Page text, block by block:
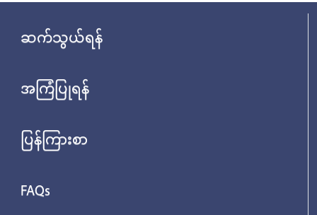
ဆက်သွယ်ရန်
အကြံပြုရန်
ပြန်ကြားစာ
FAQs